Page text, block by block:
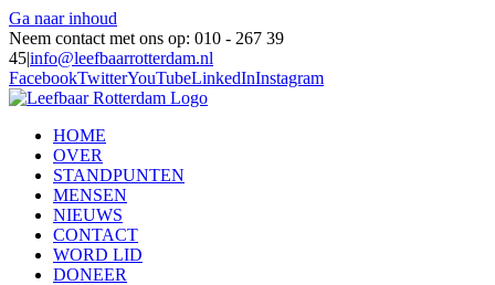
Ga naar inhoud
Neem contact met ons op: 010 - 267 39
45|info@leefbaarrotterdam.nl
FacebookTwitterYouTubeLinkedInInstagram
HOME
OVER
STANDPUNTEN
MENSEN
NIEUWS
CONTACT
WORD LID
DONEER